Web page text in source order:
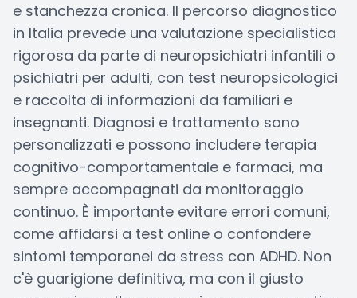
e stanchezza cronica. Il percorso diagnostico
in Italia prevede una valutazione specialistica
rigorosa da parte di neuropsichiatri infantili o
psichiatri per adulti, con test neuropsicologici
e raccolta di informazioni da familiari e
insegnanti. Diagnosi e trattamento sono
personalizzati e possono includere terapia
cognitivo-comportamentale e farmaci, ma
sempre accompagnati da monitoraggio
continuo. È importante evitare errori comuni,
come affidarsi a test online o confondere
sintomi temporanei da stress con ADHD. Non
c'è guarigione definitiva, ma con il giusto